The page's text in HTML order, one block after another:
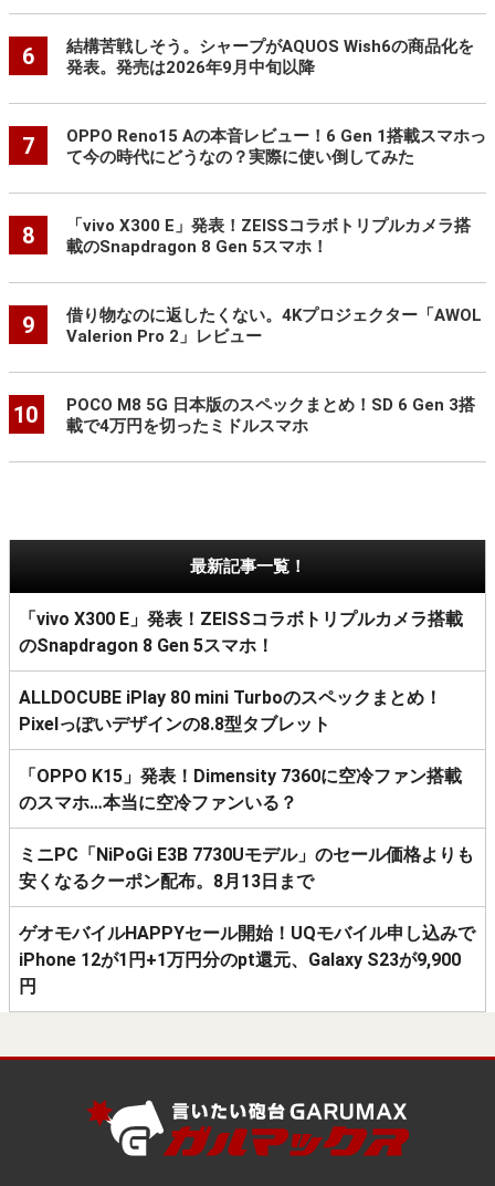
6
結構苦戦しそう。シャープがAQUOS Wish6の商品化を
発表。発売は2026年9月中旬以降
7
OPPO Reno15 Aの本音レビュー！6 Gen 1搭載スマホっ
て今の時代にどうなの？実際に使い倒してみた
8
「vivo X300 E」発表！ZEISSコラボトリプルカメラ搭
載のSnapdragon 8 Gen 5スマホ！
9
借り物なのに返したくない。4Kプロジェクター「AWOL
Valerion Pro 2」レビュー
10
POCO M8 5G 日本版のスペックまとめ！SD 6 Gen 3搭
載で4万円を切ったミドルスマホ
最新記事一覧！
「vivo X300 E」発表！ZEISSコラボトリプルカメラ搭載
のSnapdragon 8 Gen 5スマホ！
ALLDOCUBE iPlay 80 mini Turboのスペックまとめ！
Pixelっぽいデザインの8.8型タブレット
「OPPO K15」発表！Dimensity 7360に空冷ファン搭載
のスマホ…本当に空冷ファンいる？
ミニPC「NiPoGi E3B 7730Uモデル」のセール価格よりも
安くなるクーポン配布。8月13日まで
ゲオモバイルHAPPYセール開始！UQモバイル申し込みで
iPhone 12が1円+1万円分のpt還元、Galaxy S23が9,900
円